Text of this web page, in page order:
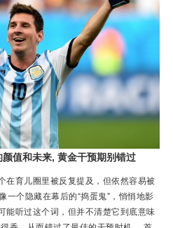
值和未来, 黄金干预期别错过
在育儿圈里被反复提及，但依然容易被
个隐藏在幕后的“捣蛋鬼”，悄悄地影
能听过这个词，但并不清楚它到底意味